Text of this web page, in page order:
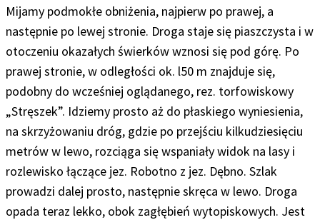
Mijamy podmokłe obniżenia, najpierw po prawej, a
następnie po lewej stronie. Droga staje się piaszczysta i w
otoczeniu okazałych świerków wznosi się pod górę. Po
prawej stronie, w odległości ok. l50 m znajduje się,
podobny do wcześniej oglądanego, rez. torfowiskowy
„Stręszek”. Idziemy prosto aż do płaskiego wyniesienia,
na skrzyżowaniu dróg, gdzie po przejściu kilkudziesięciu
metrów w lewo, rozciąga się wspaniały widok na lasy i
rozlewisko łączące jez. Robotno z jez. Dębno. Szlak
prowadzi dalej prosto, następnie skręca w lewo. Droga
opada teraz lekko, obok zagłębień wytopiskowych. Jest